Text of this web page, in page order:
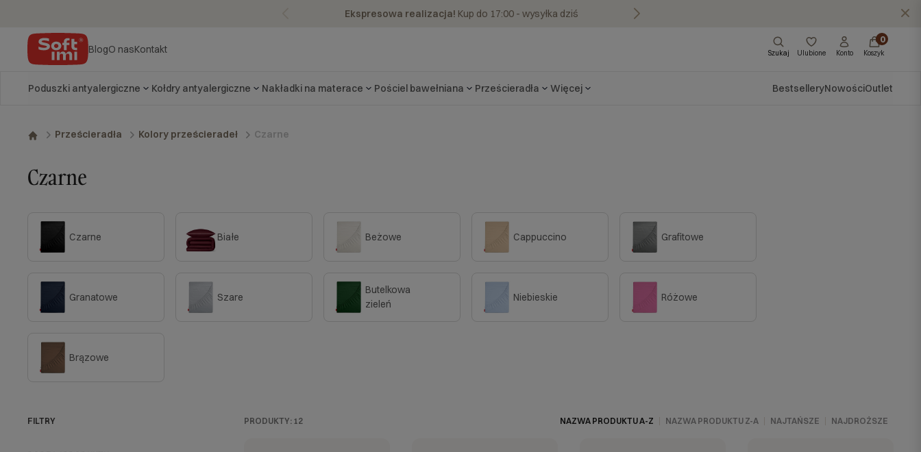
Ekspresowa realizacja! Kup do 17:00 - wysyłka dziś Zadzwoń do nas: 570
X
BlogO nasKontakt Szukaj Ulubione Konto
0
Koszyk
Poduszki antyalergiczne Kołdry antyalergiczne Nakładki na materace Pościel bawełniana Prześcieradła Więcej BestselleryNowościOutlet
Prześcieradła Kolory prześcieradeł Czarne
Czarne
Czarne Białe Beżowe Cappuccino Grafitowe
Granatowe Szare
Butelkowa
zieleń
Niebieskie Różowe
Brązowe
FILTRY PRODUKTY: 12 NAZWA PRODUKTU A-Z NAZWA PRODUKTU Z-A NAJTAŃSZE NAJDROŻSZE